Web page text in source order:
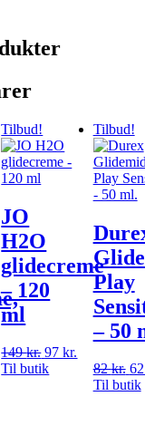
Tilbud!
JO
H2O
glidecreme
– 120
ml
149kr. Den
oprindelige
97kr.
aktuelle
pris
Til butik
Tilbud!
Play
– 50
82kr. 62
Til butik